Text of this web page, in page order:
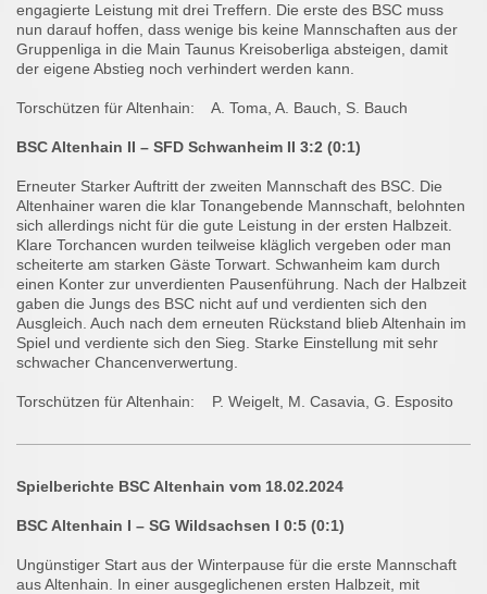
engagierte Leistung mit drei Treffern. Die erste des BSC muss
nun darauf hoffen, dass wenige bis keine Mannschaften aus der
Gruppenliga in die Main Taunus Kreisoberliga absteigen, damit
der eigene Abstieg noch verhindert werden kann.
Torschützen für Altenhain: A. Toma, A. Bauch, S. Bauch
BSC Altenhain II – SFD Schwanheim II 3:2 (0:1)
Erneuter Starker Auftritt der zweiten Mannschaft des BSC. Die
Altenhainer waren die klar Tonangebende Mannschaft, belohnten
sich allerdings nicht für die gute Leistung in der ersten Halbzeit.
Klare Torchancen wurden teilweise kläglich vergeben oder man
scheiterte am starken Gäste Torwart. Schwanheim kam durch
einen Konter zur unverdienten Pausenführung. Nach der Halbzeit
gaben die Jungs des BSC nicht auf und verdienten sich den
Ausgleich. Auch nach dem erneuten Rückstand blieb Altenhain im
Spiel und verdiente sich den Sieg. Starke Einstellung mit sehr
schwacher Chancenverwertung.
Torschützen für Altenhain: P. Weigelt, M. Casavia, G. Esposito
Spielberichte BSC Altenhain vom 18.02.2024
BSC Altenhain I – SG Wildsachsen I 0:5 (0:1)
Ungünstiger Start aus der Winterpause für die erste Mannschaft
aus Altenhain. In einer ausgeglichenen ersten Halbzeit, mit